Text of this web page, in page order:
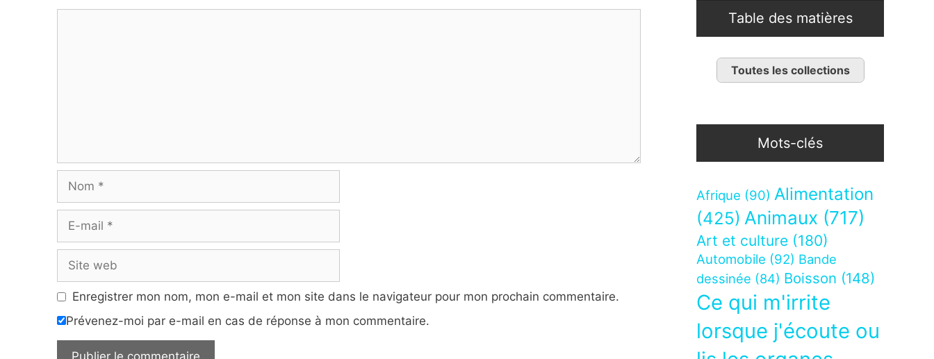
mail
web
Enregistrer mon nom, mon e-mail et mon site dans le navigateur pour mon prochain commentaire.
Prévenez-moi par e-mail en cas de réponse à mon commentaire.
Table des matières
Toutes les collections
Mots-clés
Afrique (90) Alimentation
(425) Animaux (717)
Art et culture (180)
Automobile (92) Bande
dessinée (84) Boisson (148)
Ce qui m'irrite
lorsque j'écoute ou